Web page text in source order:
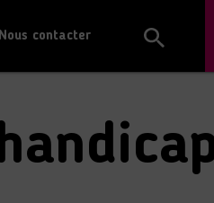
Nous contacter